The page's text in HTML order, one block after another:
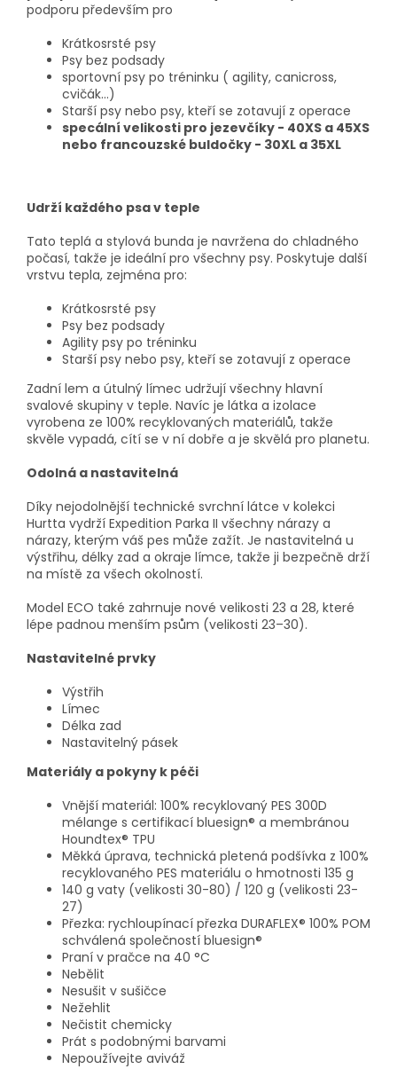
podporu především pro
Krátkosrsté psy
Psy bez podsady
sportovní psy po tréninku ( agility, canicross,
cvičák...)
Starší psy nebo psy, kteří se zotavují z operace
specální velikosti pro jezevčíky - 40XS a 45XS
nebo francouzské buldočky - 30XL a 35XL
Udrží každého psa v teple
Tato teplá a stylová bunda je navržena do chladného
počasí, takže je ideální pro všechny psy. Poskytuje další
vrstvu tepla, zejména pro:
Krátkosrsté psy
Psy bez podsady
Agility psy po tréninku
Starší psy nebo psy, kteří se zotavují z operace
Zadní lem a útulný límec udržují všechny hlavní
svalové skupiny v teple. Navíc je látka a izolace
vyrobena ze 100% recyklovaných materiálů, takže
skvěle vypadá, cítí se v ní dobře a je skvělá pro planetu.
Odolná a nastavitelná
Díky nejodolnější technické svrchní látce v kolekci
Hurtta vydrží Expedition Parka II všechny nárazy a
nárazy, kterým váš pes může zažít. Je nastavitelná u
výstřihu, délky zad a okraje límce, takže ji bezpečně drží
na místě za všech okolností.
Model ECO také zahrnuje nové velikosti 23 a 28, které
lépe padnou menším psům (velikosti 23–30).
Nastavitelné prvky
Výstřih
Límec
Délka zad
Nastavitelný pásek
Materiály a pokyny k péči
Vnější materiál: 100% recyklovaný PES 300D
mélange s certifikací bluesign® a membránou
Houndtex® TPU
Měkká úprava, technická pletená podšívka z 100%
recyklovaného PES materiálu o hmotnosti 135 g
140 g vaty (velikosti 30-80) / 120 g (velikosti 23-
27)
Přezka: rychloupínací přezka DURAFLEX® 100% POM
schválená společností bluesign®
Praní v pračce na 40 °C
Nebělit
Nesušit v sušičce
Nežehlit
Nečistit chemicky
Prát s podobnými barvami
Nepoužívejte aviváž